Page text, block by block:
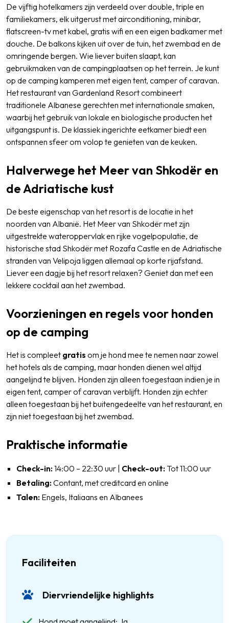
De vijftig hotelkamers zijn verdeeld over double, triple en
familiekamers, elk uitgerust met airconditioning, minibar,
flatscreen-tv met kabel, gratis wifi en een eigen badkamer met
douche. De balkons kijken uit over de tuin, het zwembad en de
omringende bergen. Wie liever buiten slaapt, kan
gebruikmaken van de campingplaatsen op het terrein. Je kunt
op de camping kamperen met eigen tent, camper of caravan.
Het restaurant van Gardenland Resort combineert
traditionele Albanese gerechten met internationale smaken,
waarbij het gebruik van lokale en biologische producten het
uitgangspunt is. De klassiek ingerichte eetkamer biedt een
ontspannen sfeer om volop te genieten van de keuken.
Halverwege het Meer van Shkodër en
de Adriatische kust
De beste eigenschap van het resort is de locatie in het
noorden van Albanië. Het Meer van Shkodër met zijn
uitgestrekte wateroppervlak en rijke vogelpopulatie, de
historische stad Shkodër met Rozafa Castle en de Adriatische
stranden van Velipoja liggen allemaal op korte rijafstand.
Liever een dagje bij het resort relaxen? Geniet dan met een
lekkere cocktail aan het zwembad.
Voorzieningen en regels voor honden
op de camping
Het is compleet gratis om je hond mee te nemen naar zowel
het hotels als de camping, maar honden dienen wel altijd
aangelijnd te blijven. Honden zijn alleen toegestaan indien je in
eigen tent, camper of caravan verblijft. Honden zijn echter
alleen toegestaan bij het buitengedeelte van het restaurant, en
zijn niet toegestaan bij het zwembad.
Praktische informatie
Check-in:14:00 – 22:30 uur | Check-out: Tot 11:00 uur
Betaling:Contant, met creditcard en online
Talen: Engels, Italiaans en Albanees
Faciliteiten
Diervriendelijke highlights